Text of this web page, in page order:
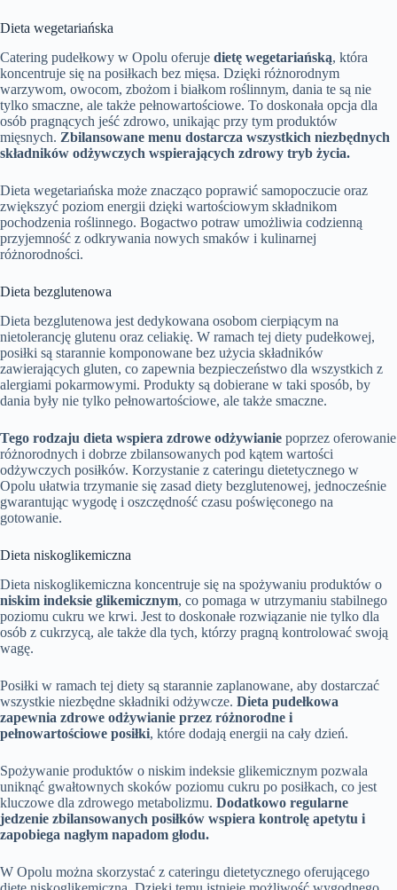
Dieta wegetariańska
Catering pudełkowy w Opolu oferuje dietę wegetariańską, która
koncentruje się na posiłkach bez mięsa. Dzięki różnorodnym
warzywom, owocom, zbożom i białkom roślinnym, dania te są nie
tylko smaczne, ale także pełnowartościowe. To doskonała opcja dla
osób pragnących jeść zdrowo, unikając przy tym produktów
mięsnych. Zbilansowane menu dostarcza wszystkich niezbędnych
składników odżywczych wspierających zdrowy tryb życia.
Dieta wegetariańska może znacząco poprawić samopoczucie oraz
zwiększyć poziom energii dzięki wartościowym składnikom
pochodzenia roślinnego. Bogactwo potraw umożliwia codzienną
przyjemność z odkrywania nowych smaków i kulinarnej
różnorodności.
Dieta bezglutenowa
Dieta bezglutenowa jest dedykowana osobom cierpiącym na
nietolerancję glutenu oraz celiakię. W ramach tej diety pudełkowej,
posiłki są starannie komponowane bez użycia składników
zawierających gluten, co zapewnia bezpieczeństwo dla wszystkich z
alergiami pokarmowymi. Produkty są dobierane w taki sposób, by
dania były nie tylko pełnowartościowe, ale także smaczne.
Tego rodzaju dieta wspiera zdrowe odżywianie poprzez oferowanie
różnorodnych i dobrze zbilansowanych pod kątem wartości
odżywczych posiłków. Korzystanie z cateringu dietetycznego w
Opolu ułatwia trzymanie się zasad diety bezglutenowej, jednocześnie
gwarantując wygodę i oszczędność czasu poświęconego na
gotowanie.
Dieta niskoglikemiczna
Dieta niskoglikemiczna koncentruje się na spożywaniu produktów o
niskim indeksie glikemicznym, co pomaga w utrzymaniu stabilnego
poziomu cukru we krwi. Jest to doskonałe rozwiązanie nie tylko dla
osób z cukrzycą, ale także dla tych, którzy pragną kontrolować swoją
wagę.
Posiłki w ramach tej diety są starannie zaplanowane, aby dostarczać
wszystkie niezbędne składniki odżywcze. Dieta pudełkowa
zapewnia zdrowe odżywianie przez różnorodne i
pełnowartościowe posiłki, które dodają energii na cały dzień.
Spożywanie produktów o niskim indeksie glikemicznym pozwala
uniknąć gwałtownych skoków poziomu cukru po posiłkach, co jest
kluczowe dla zdrowego metabolizmu. Dodatkowo regularne
jedzenie zbilansowanych posiłków wspiera kontrolę apetytu i
zapobiega nagłym napadom głodu.
W Opolu można skorzystać z cateringu dietetycznego oferującego